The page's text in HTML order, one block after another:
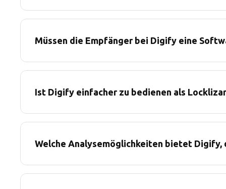
Müssen die Empfänger bei Digify eine
Ist Digify einfacher zu bedienen als
Welche Analysemöglichkeiten bietet